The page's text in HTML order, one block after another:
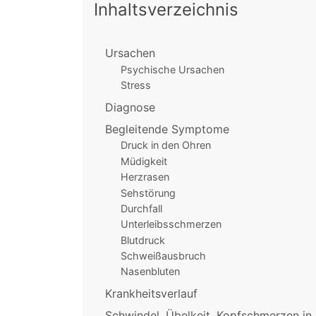
Inhaltsverzeichnis
Ursachen
Psychische Ursachen
Stress
Diagnose
Begleitende Symptome
Druck in den Ohren
Müdigkeit
Herzrasen
Sehstörung
Durchfall
Unterleibsschmerzen
Blutdruck
Schweißausbruch
Nasenbluten
Krankheitsverlauf